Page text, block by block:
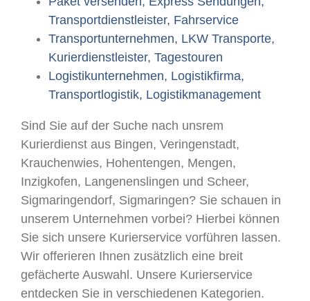
Transportdienstleister, Fahrservice
Transportunternehmen, LKW Transporte,
Kurierdienstleister, Tagestouren
Logistikunternehmen, Logistikfirma,
Transportlogistik, Logistikmanagement
Sind Sie auf der Suche nach unsrem
Kurierdienst aus Bingen, Veringenstadt,
Krauchenwies, Hohentengen, Mengen,
Inzigkofen, Langenenslingen und Scheer,
Sigmaringendorf, Sigmaringen? Sie schauen in
unserem Unternehmen vorbei? Hierbei können
Sie sich unsere Kurierservice vorführen lassen.
Wir offerieren Ihnen zusätzlich eine breit
gefächerte Auswahl. Unsere Kurierservice
entdecken Sie in verschiedenen Kategorien.